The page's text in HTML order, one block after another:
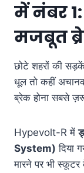
में नंबर
मजबूत
छोटे शहरों की
धूल तो कहीं
ब्रेक होना सबसे
Hypevolt-R में
System) दिया
मारने पर भी